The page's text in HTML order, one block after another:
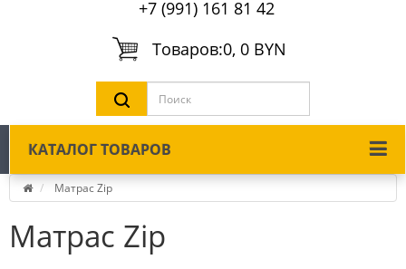
+7 (991) 161 81 42
Tоваров:0, 0 BYN
КАТАЛОГ ТОВАРОВ
Матрас Zip
Матрас Zip